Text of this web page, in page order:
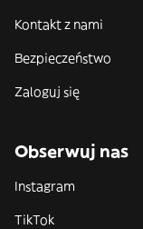
Kontakt z nami
Bezpieczeństwo
Zaloguj się
Obserwuj nas
Instagram
TikTok